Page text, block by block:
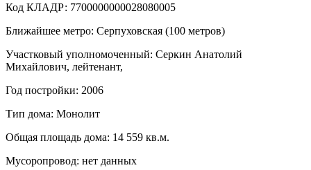
Код КЛАДР: 7700000000028080005
Ближайшее метро: Серпуховская (100 метров)
Участковый уполномоченный: Серкин Анатолий
Михайлович, лейтенант,
Год постройки: 2006
Тип дома: Монолит
Общая площадь дома: 14 559 кв.м.
Мусоропровод: нет данных